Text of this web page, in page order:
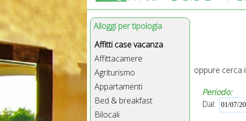
Alloggi per tipologia
Affitti case vacanza
Affittacamere
Agriturismo
Appartamenti
Bed & breakfast
Bilocali
oppure cerca
Periodo:
Dal: